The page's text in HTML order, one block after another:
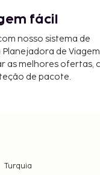
fácil
nosso sistema de
de Viagem
as melhores ofertas,
de pacote.
Turquia